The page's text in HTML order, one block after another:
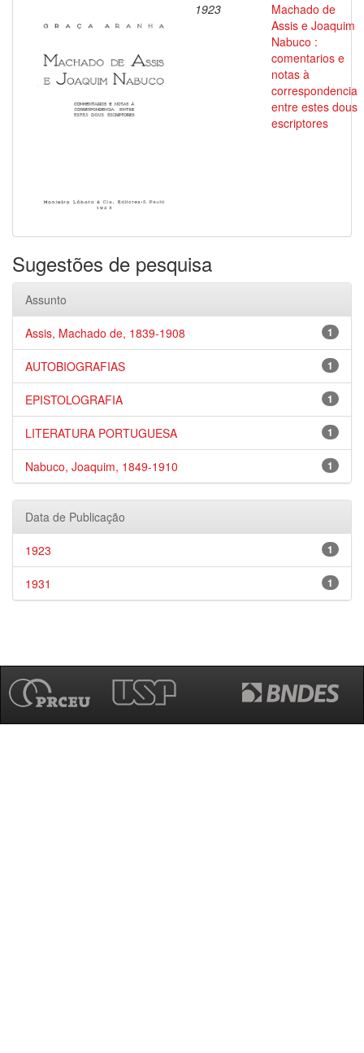
1923
Machado de
Assis e Joaquim
Nabuco :
comentarios e
notas à
correspondencia
entre estes dous
escriptores
Sugestões de pesquisa
Assunto
1
Assis, Machado de, 1839-1908
1
AUTOBIOGRAFIAS
1
EPISTOLOGRAFIA
1
LITERATURA PORTUGUESA
1
Nabuco, Joaquim, 1849-1910
Data de Publicação
1
1923
1
1931